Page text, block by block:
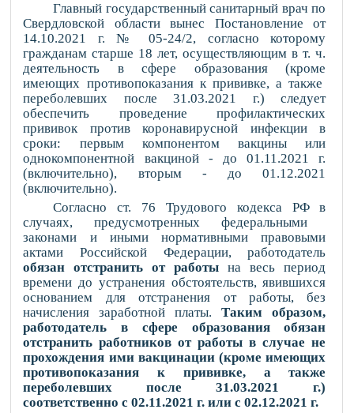
Главный государственный санитарный врач по
Свердловской области вынес Постановление от
14.10.2021 г. № 05-24/2, согласно которому
гражданам старше 18 лет, осуществляющим в т. ч.
деятельность в сфере образования (кроме
имеющих противопоказания к прививке, а также
переболевших после 31.03.2021 г.)следует
обеспечить проведение профилактических
прививок против коронавирусной инфекции в
сроки: первым компонентом вакцины или
однокомпонентной вакциной - до 01.11.2021 г.
(включительно), вторым - до 01.12.2021
(включительно).
Согласно ст. 76 Трудового кодекса РФ в
случаях, предусмотренных федеральными
законами и иными нормативными правовыми
актами Российской Федерации, работодатель
обязан отстранить от работы на весь период
времени до устранения обстоятельств, явившихся
основанием для отстранения от работы, без
начисления заработной платы.Таким образом,
работодатель в сфере образования обязан
отстранить работников от работы в случае не
прохождения ими вакцинации(кроме имеющих
противопоказания к прививке, а также
переболевших после 31.03.2021 г.)
соответственно с 02.11.2021 г. или с 02.12.2021 г.